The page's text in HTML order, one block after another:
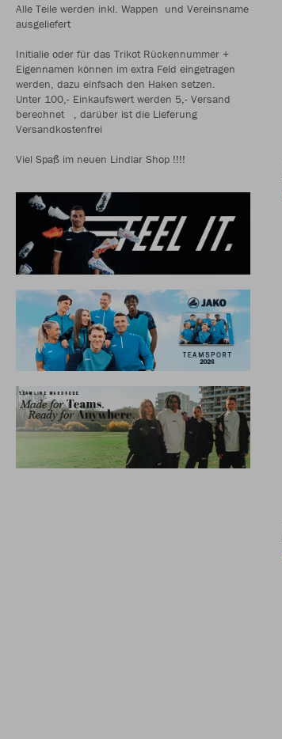
Alle Teile werden inkl. Wappen und Vereinsname
ausgeliefert
Initialie oder für das Trikot Rückennummer +
Eigennamen können im extra Feld eingetragen
werden, dazu einfsach den Haken setzen.
Unter 100,- Einkaufswert werden 5,- Versand
berechnet , darüber ist die Lieferung
Versandkostenfrei
Viel Spaß im neuen Lindlar Shop !!!!